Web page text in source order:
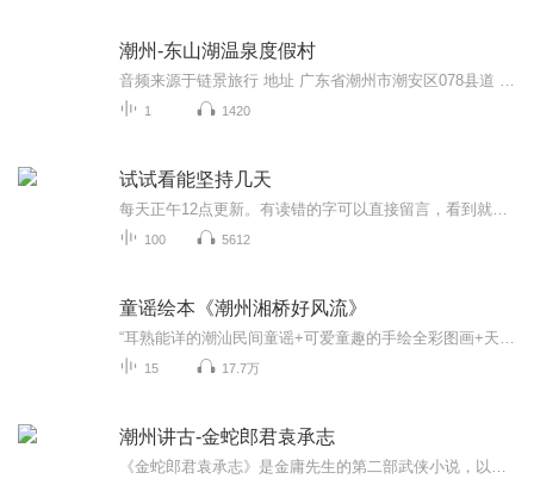
潮州-东山湖温泉度假村
1 1420
试试看能坚持几天
100 5612
童谣绘本《潮州湘桥好风流》
15 17.7万
潮州讲古-金蛇郎君袁承志